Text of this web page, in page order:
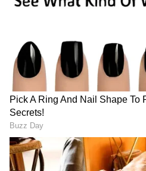
డెబ్యూ సీజన్‌లోనే హార్దిక్
మధ్య నెక్స్ట్ లెవెల్ ఫైట్
మ్యాచ్ కంటే ముందు, రెండు
మార్చేసే ఆరుగురు కీ ప్లేయర్స్
గూగుల్‌లో ఆసక్తికరమైన సమాచారం